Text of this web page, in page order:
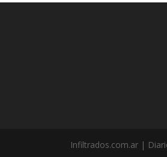
Infiltrados.com.ar |